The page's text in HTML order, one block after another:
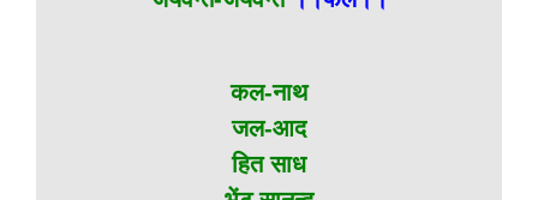
कल-नाथ
जल-आद
हित साध